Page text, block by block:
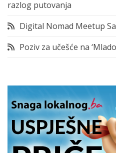
razlog putovanja
Digital Nomad Meetup
Poziv za učešće na